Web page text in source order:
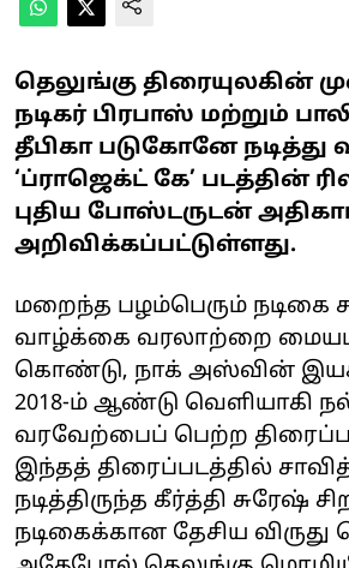
தெலுங்கு திரையுலகின்
நடிகர் பிரபாஸ் மற்றும்
தீபிகா படுகோனே நடித்து
‘ப்ராஜெக்ட் கே’ படத்தின்
புதிய போஸ்டருடன்
அறிவிக்கப்பட்டுள்ளது.
மறைந்த பழம்பெரும் நடிகை
வாழ்க்கை வரலாற்றை
கொண்டு, நாக் அஸ்வின்
2018-ம் ஆண்டு வெளியாகி
வரவேற்பைப் பெற்ற
இந்தத் திரைப்படத்தில்
நடித்திருந்த கீர்த்தி சுரேஷ்
நடிகைக்கான தேசிய விருது